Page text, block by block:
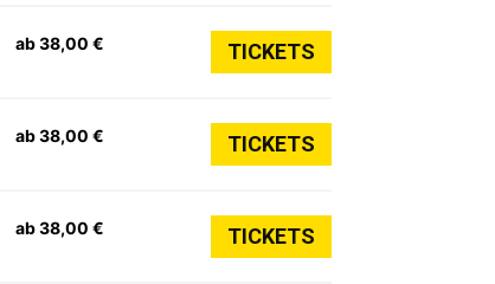
ab 38,00 € TICKETS
ab 38,00 € TICKETS
ab 38,00 € TICKETS